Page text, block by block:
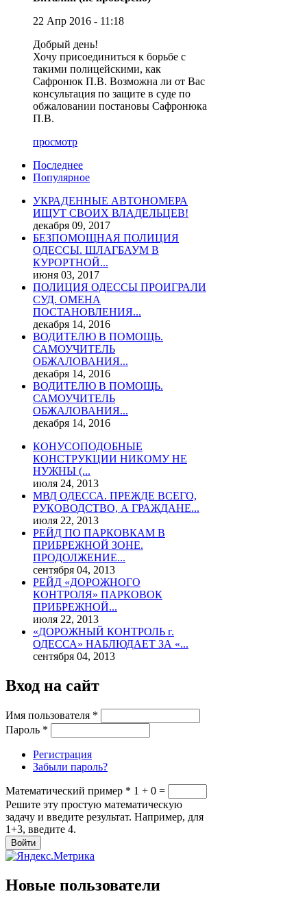
22 Апр 2016 - 11:18
Добрый день!
Хочу присоединиться к борьбе с
такими полицейскими, как
Сафронюк П.В. Возможна ли от Вас
консультация по защите в суде по
обжаловании постановы Сафронюка
П.В.
просмотр
Последнее
Популярное
УКРАДЕННЫЕ АВТОНОМЕРА
ИЩУТ СВОИХ ВЛАДЕЛЬЦЕВ!
декабря 09, 2017
БЕЗПОМОЩНАЯ ПОЛИЦИЯ
ОДЕССЫ. ШЛАГБАУМ В
КУРОРТНОЙ...
июня 03, 2017
ПОЛИЦИЯ ОДЕССЫ ПРОИГРАЛИ
СУД. ОМЕНА
ПОСТАНОВЛЕНИЯ...
декабря 14, 2016
ВОДИТЕЛЮ В ПОМОЩЬ.
САМОУЧИТЕЛЬ
ОБЖАЛОВАНИЯ...
декабря 14, 2016
ВОДИТЕЛЮ В ПОМОЩЬ.
САМОУЧИТЕЛЬ
ОБЖАЛОВАНИЯ...
декабря 14, 2016
КОНУСОПОДОБНЫЕ
КОНСТРУКЦИИ НИКОМУ НЕ
НУЖНЫ (...
июля 24, 2013
МВД ОДЕССА. ПРЕЖДЕ ВСЕГО,
РУКОВОДСТВО, А ГРАЖДАНЕ...
июля 22, 2013
РЕЙД ПО ПАРКОВКАМ В
ПРИБРЕЖНОЙ ЗОНЕ.
ПРОДОЛЖЕНИЕ...
сентября 04, 2013
РЕЙД «ДОРОЖНОГО
КОНТРОЛЯ» ПАРКОВОК
ПРИБРЕЖНОЙ...
июля 22, 2013
«ДОРОЖНЫЙ КОНТРОЛЬ г.
ОДЕССА» НАБЛЮДАЕТ ЗА «...
сентября 04, 2013
Вход на сайт
Имя пользователя *
Пароль *
Регистрация
Забыли пароль?
Математический пример * 1 + 0 =
Решите эту простую математическую
задачу и введите результат. Например, для
1+3, введите 4.
Новые пользователи